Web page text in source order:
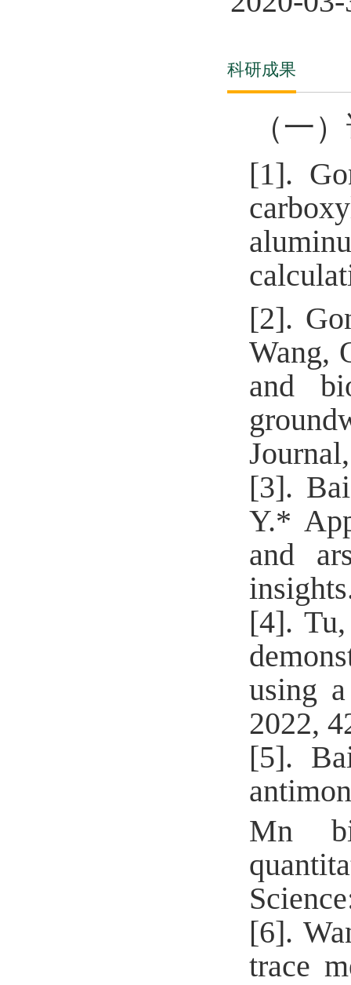
科研成果
（一
[1].
[2].
Wang,
and
[3].
Y.*
and
[4].
using
2022,
[5].
Mn
[6].
trace